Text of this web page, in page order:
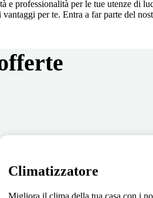
professionalità per le tue utenze di
per te. Entra a far parte del
Climatizzatore